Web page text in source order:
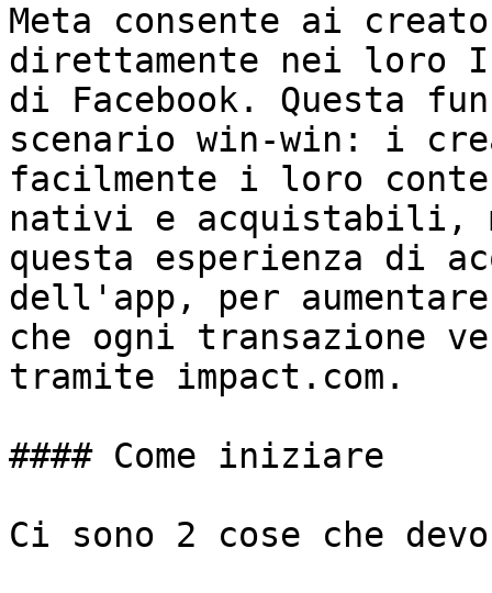
Meta consente ai
direttamente nei loro
di Facebook. Questa
scenario win-win: i
facilmente i loro
nativi e acquistabili,
questa esperienza di
dell'app, per
che ogni transazione
tramite impact.com.
#### Come iniziare
Ci sono 2 cose che